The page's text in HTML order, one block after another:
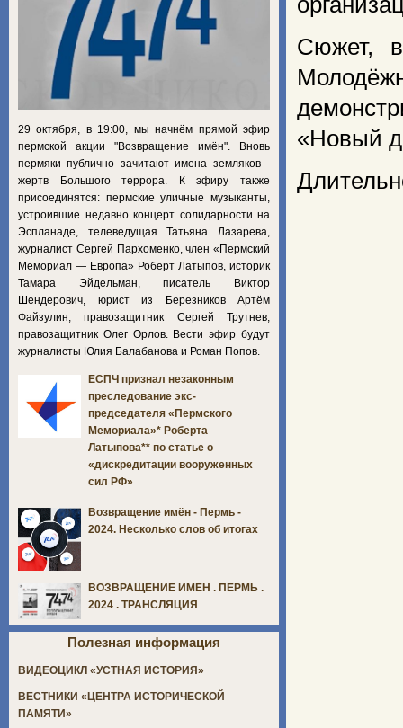
Сюжет,
«Новый
29 октября, в 19:00, мы начнём прямой эфир
пермской акции "Возвращение имён". Вновь
пермяки публично зачитают имена земляков -
жертв Большого террора. К эфиру также
присоединятся: пермские уличные музыканты,
устроившие недавно концерт солидарности на
Эспланаде, телеведущая Татьяна Лазарева,
журналист Сергей Пархоменко, член «Пермский
Мемориал — Европа» Роберт Латыпов, историк
Тамара Эйдельман, писатель Виктор
Шендерович, юрист из Березников Артём
Файзулин, правозащитник Сергей Трутнев,
правозащитник Олег Орлов. Вести эфир будут
журналисты Юлия Балабанова и Роман Попов.
ЕСПЧ признал незаконным
преследование экс-
председателя «Пермского
Мемориала»* Роберта
Латыпова** по статье о
«дискредитации вооруженных
сил РФ»
Возвращение имён - Пермь -
2024. Несколько слов об итогах
ВОЗВРАЩЕНИЕ ИМЁН . ПЕРМЬ .
2024 . ТРАНСЛЯЦИЯ
Полезная информация
ВИДЕОЦИКЛ «УСТНАЯ ИСТОРИЯ»
ВЕСТНИКИ «ЦЕНТРА ИСТОРИЧЕСКОЙ
ПАМЯТИ»